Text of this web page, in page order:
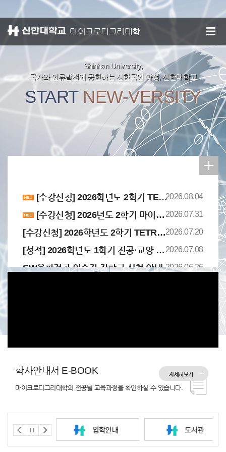
신한대학교 종합정보시스템
마이크로디그리대학
Shinhan University,
국가와 인류발전에 공헌하는 신한국인 양성, 신한대학교
START NEW-VERSITY
[수강신청] 2026학년도 2학기 TETRIS CLASS 학생 선발 결과 안내(2차) 2026.08.04
[수강신청] 2026년도 2학기 마이크로디그리 교육과정 수강신청 운영 계획 안내 2026.07.31
[수강신청] 2026학년도 2학기 TETRIS CLASS 학생 선발 결과 안내(1차)2026.07.20
[성적] 2026학년도 1학기 전공·교양 취득성적 및 학점포기 신청 안내 2026.07.08
SW융합전공 이수자 장학금 신청 안내 2026.06.26
학사안내서 E-BOOK
마이크로디그리대학의 전공별 교육과정을 확인하실 수 있습니다.
자세히보기